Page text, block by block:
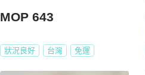
MOP 643
狀況良好 台灣 免運